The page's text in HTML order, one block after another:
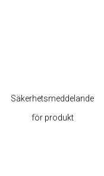
Säkerhetsmeddelande
för produkt